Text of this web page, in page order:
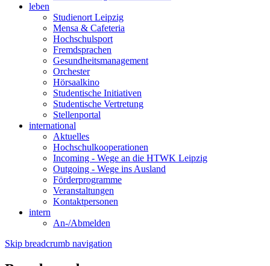
leben
Studienort Leipzig
Mensa & Cafeteria
Hochschulsport
Fremdsprachen
Gesundheitsmanagement
Orchester
Hörsaalkino
Studentische Initiativen
Studentische Vertretung
Stellenportal
international
Aktuelles
Hochschulkooperationen
Incoming - Wege an die HTWK Leipzig
Outgoing - Wege ins Ausland
Förderprogramme
Veranstaltungen
Kontaktpersonen
intern
An-/Abmelden
Skip breadcrumb navigation